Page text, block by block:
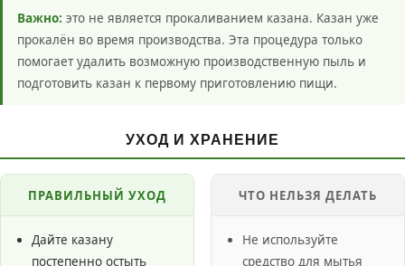
Важно: это не является прокаливанием казана. Казан уже
прокалён во время производства. Эта процедура только
помогает удалить возможную производственную пыль и
подготовить казан к первому приготовлению пищи.
УХОД И ХРАНЕНИЕ
ПРАВИЛЬНЫЙ УХОД
Дайте казану
постепенно остыть
ЧТО НЕЛЬЗЯ ДЕЛАТЬ
Не используйте
средство для мытья